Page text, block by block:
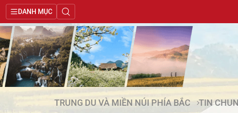
DANH MỤC
TRUNG DU VÀ MIỀN NÚI PHÍA BẮC TIN